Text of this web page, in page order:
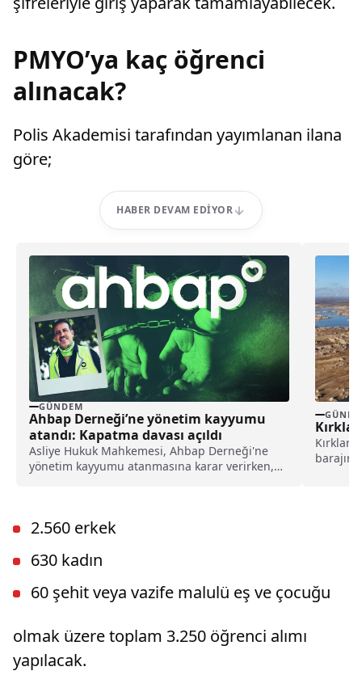
PMYO’ya kaç öğrenci
alınacak?
Polis Akademisi tarafından yayımlanan ilana
göre;
HABER DEVAM EDIYOR
GÜNDEM
Ahbap Derneği’ne yönetim kayyumu
atandı: Kapatma davası açıldı
Asliye Hukuk Mahkemesi, Ahbap Derneği'ne
yönetim kayyumu atanmasına karar verirken,
barajın
2.560 erkek
630 kadın
60 şehit veya vazife malulü eş ve çocuğu
olmak üzere toplam 3.250 öğrenci alımı
yapılacak.